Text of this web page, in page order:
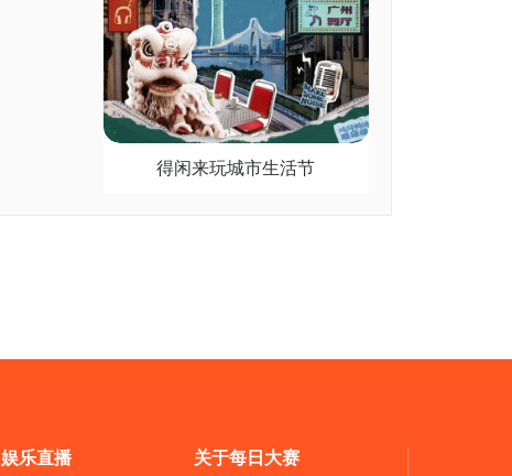
得闲来玩城市生活节
娱乐直播 关于每日大赛